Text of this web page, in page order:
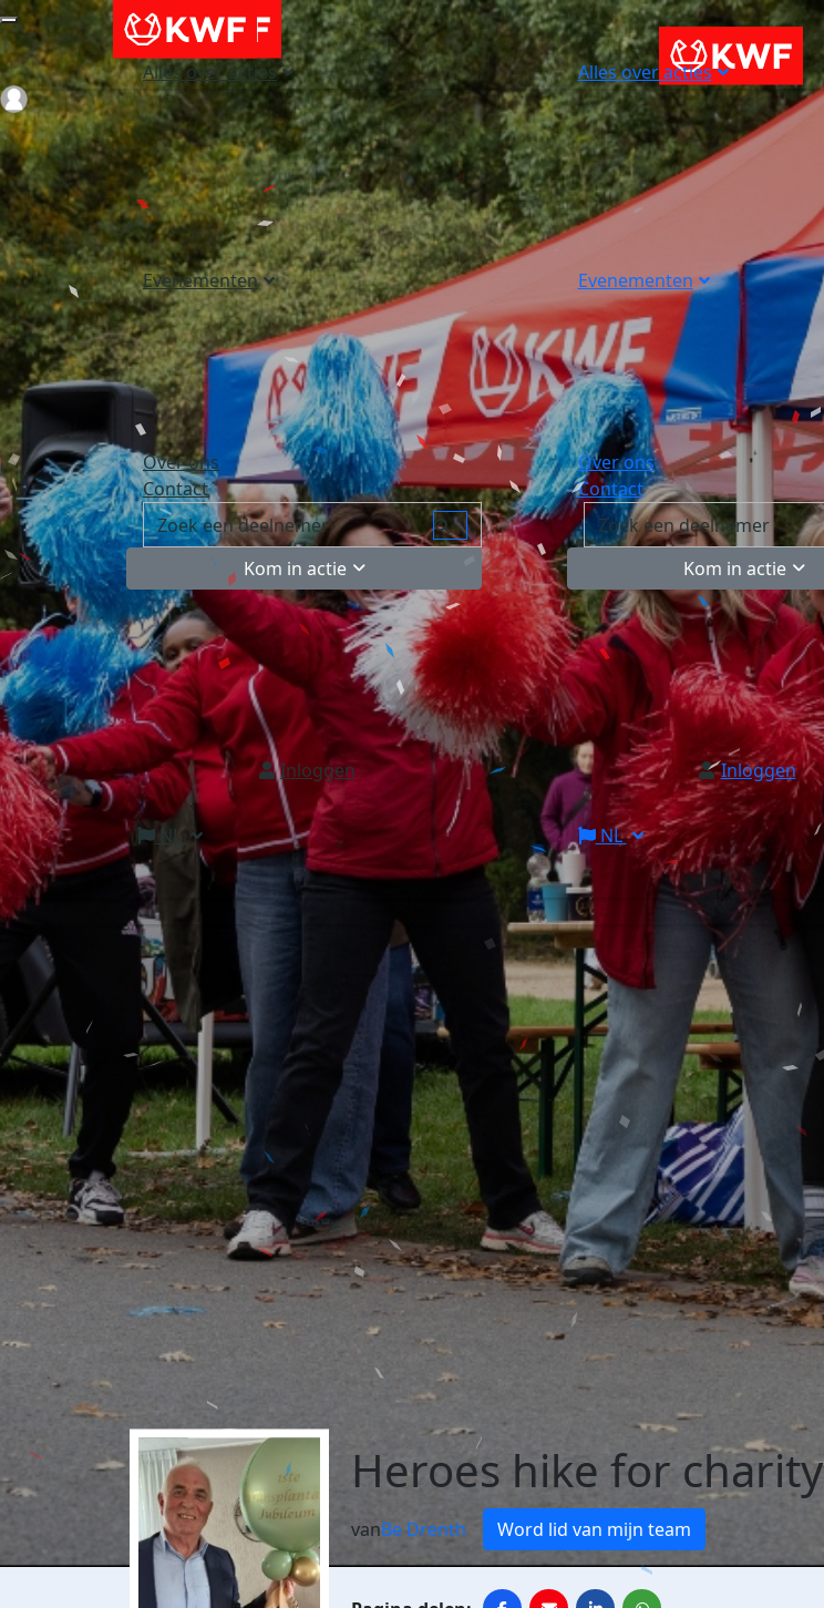
Alles over acties
Evenementen
Over ons
Contact
Kom in actie
Inloggen
NL
Alles over acties
Evenementen
Over ons
Contact
Kom in actie
Inloggen
NL
Login
Heroes hike for charity
vanBe Drenth Word lid van mijn team